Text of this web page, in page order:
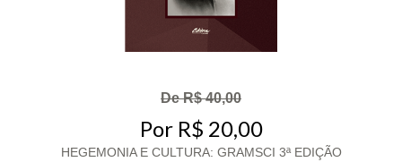
De R$ 40,00
Por R$ 20,00
HEGEMONIA E CULTURA: GRAMSCI 3ª EDIÇÃO